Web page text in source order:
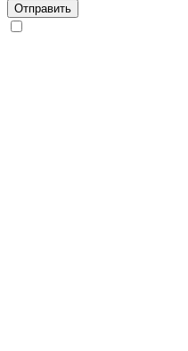
Отправить